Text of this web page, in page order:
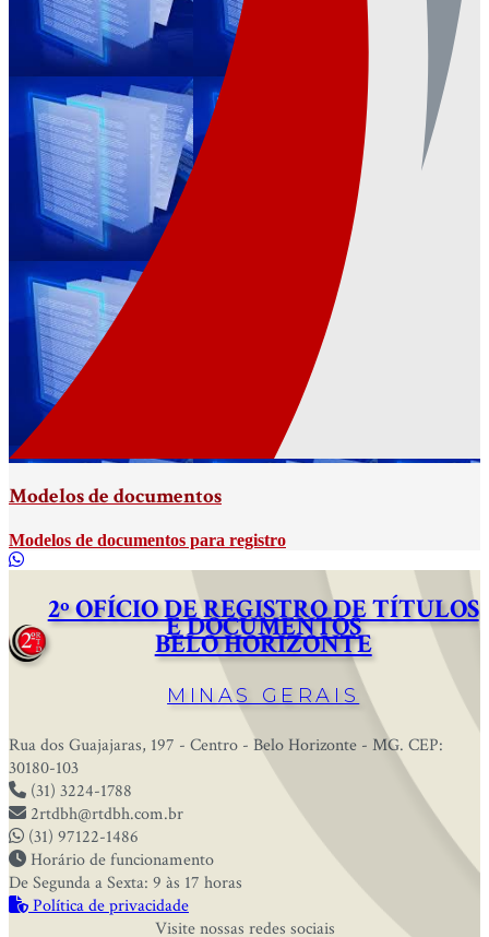
Modelos de documentos
Modelos de documentos para registro
2º OFÍCIO DE REGISTRO DE TÍTULOS
E DOCUMENTOS
BELO HORIZONTE
MINAS GERAIS
Rua dos Guajajaras, 197 - Centro - Belo Horizonte - MG. CEP:
30180-103
(31) 3224-1788
2rtdbh@rtdbh.com.br
(31) 97122-1486
Horário de funcionamento
De Segunda a Sexta: 9 às 17 horas
Política de privacidade
Visite nossas redes sociais